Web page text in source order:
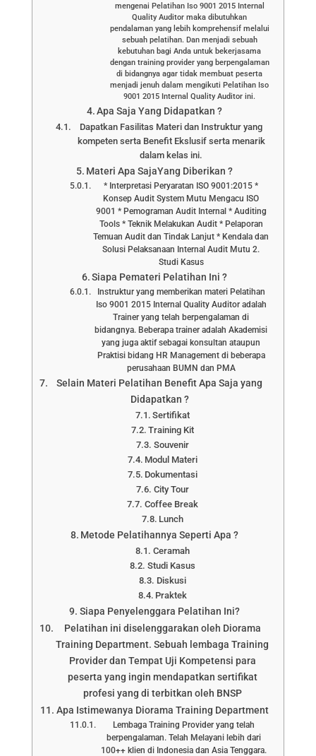
mengenai Pelatihan Iso 9001 2015 Internal
Quality Auditor maka dibutuhkan
pendalaman yang lebih komprehensif melalui
sebuah pelatihan. Dan menjadi sebuah
kebutuhan bagi Anda untuk bekerjasama
dengan training provider yang berpengalaman
di bidangnya agar tidak membuat peserta
menjadi jenuh dalam mengikuti Pelatihan Iso
9001 2015 Internal Quality Auditor ini.
Apa Saja Yang Didapatkan ?
Dapatkan Fasilitas Materi dan Instruktur yang
kompeten serta Benefit Ekslusif serta menarik
dalam kelas ini.
Materi Apa SajaYang Diberikan ?
* Interpretasi Peryaratan ISO 9001:2015 *
Konsep Audit System Mutu Mengacu ISO
9001 * Pemograman Audit Internal * Auditing
Tools * Teknik Melakukan Audit * Pelaporan
Temuan Audit dan Tindak Lanjut * Kendala dan
Solusi Pelaksanaan Internal Audit Mutu 2.
Studi Kasus
Siapa Pemateri Pelatihan Ini ?
Instruktur yang memberikan materi Pelatihan
Iso 9001 2015 Internal Quality Auditor adalah
Trainer yang telah berpengalaman di
bidangnya. Beberapa trainer adalah Akademisi
yang juga aktif sebagai konsultan ataupun
Praktisi bidang HR Management di beberapa
perusahaan BUMN dan PMA
Selain Materi Pelatihan Benefit Apa Saja yang
Didapatkan ?
Sertifikat
Training Kit
Souvenir
Modul Materi
Dokumentasi
City Tour
Coffee Break
Lunch
Metode Pelatihannya Seperti Apa ?
Ceramah
Studi Kasus
Diskusi
Praktek
Siapa Penyelenggara Pelatihan Ini?
Pelatihan ini diselenggarakan oleh Diorama
Training Department. Sebuah lembaga Training
Provider dan Tempat Uji Kompetensi para
peserta yang ingin mendapatkan sertifikat
profesi yang di terbitkan oleh BNSP
Apa Istimewanya Diorama Training Department
Lembaga Training Provider yang telah
berpengalaman. Telah Melayani lebih dari
100++ klien di Indonesia dan Asia Tenggara.